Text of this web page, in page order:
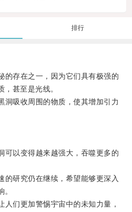
排行
存在之一，因为它们具有极强的
，甚至是光线。
吸收周围的物质，使其增加引力
以变得越来越强大，吞噬更多的
研究仍在继续，希望能够更深入
们更加警惕宇宙中的未知力量，